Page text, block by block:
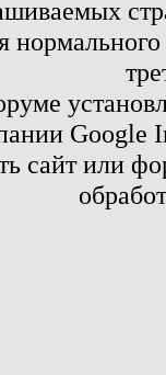
сайт или